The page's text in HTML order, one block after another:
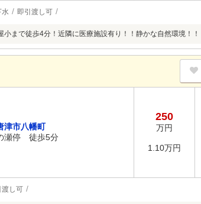
水 即引渡し可
小まで徒歩4分！近隣に医療施設有り！！静かな自然環境！！
津市八幡町
瀬停 徒歩5分
250
万円
1.10万円
渡し可